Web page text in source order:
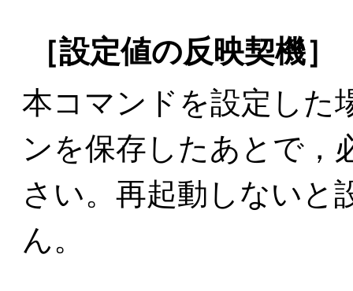
［設定値の反映契機］
本コマンドを設定した
ンを保存したあとで，
さい。再起動しないと
ん。